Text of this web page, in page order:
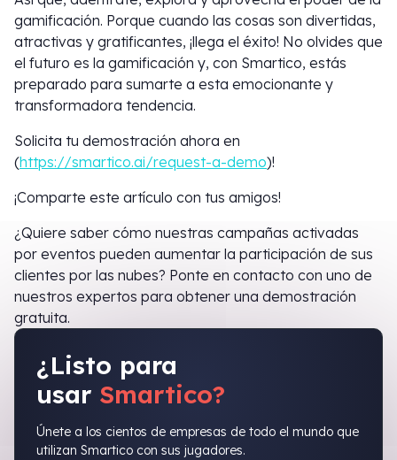
gamificación. Porque cuando las cosas son divertidas,
atractivas y gratificantes, ¡llega el éxito! No olvides que
el futuro es la gamificación y, con Smartico, estás
preparado para sumarte a esta emocionante y
transformadora tendencia.
Solicita tu demostración ahora en
(https://smartico.ai/request-a-demo)!
¡Comparte este artículo con tus amigos!
¿Quiere saber cómo nuestras campañas activadas
por eventos pueden aumentar la participación de sus
clientes por las nubes? Ponte en contacto con uno de
nuestros expertos para obtener una demostración
gratuita.
¿Listo para
usar Smartico?
Únete a los cientos de empresas de todo el mundo que
utilizan Smartico con sus jugadores.